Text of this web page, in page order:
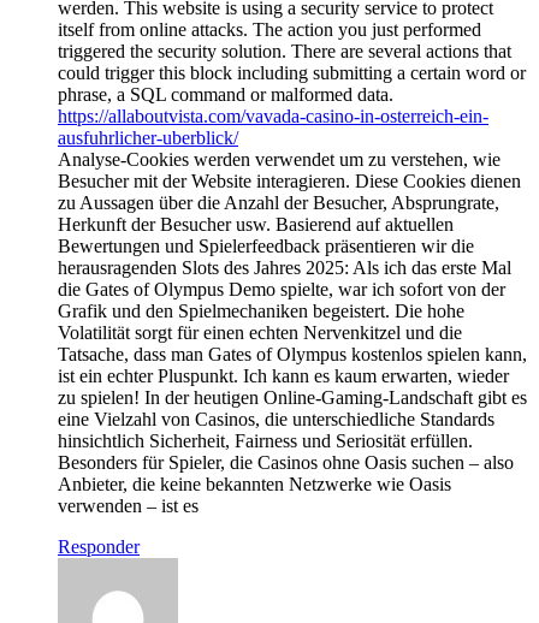
werden. This website is using a security service to protect
itself from online attacks. The action you just performed
triggered the security solution. There are several actions that
could trigger this block including submitting a certain word or
phrase, a SQL command or malformed data.
https://allaboutvista.com/vavada-casino-in-osterreich-ein-
ausfuhrlicher-uberblick/
Analyse-Cookies werden verwendet um zu verstehen, wie
Besucher mit der Website interagieren. Diese Cookies dienen
zu Aussagen über die Anzahl der Besucher, Absprungrate,
Herkunft der Besucher usw. Basierend auf aktuellen
Bewertungen und Spielerfeedback präsentieren wir die
herausragenden Slots des Jahres 2025: Als ich das erste Mal
die Gates of Olympus Demo spielte, war ich sofort von der
Grafik und den Spielmechaniken begeistert. Die hohe
Volatilität sorgt für einen echten Nervenkitzel und die
Tatsache, dass man Gates of Olympus kostenlos spielen kann,
ist ein echter Pluspunkt. Ich kann es kaum erwarten, wieder
zu spielen! In der heutigen Online-Gaming-Landschaft gibt es
eine Vielzahl von Casinos, die unterschiedliche Standards
hinsichtlich Sicherheit, Fairness und Seriosität erfüllen.
Besonders für Spieler, die Casinos ohne Oasis suchen – also
Anbieter, die keine bekannten Netzwerke wie Oasis
verwenden – ist es
Responder